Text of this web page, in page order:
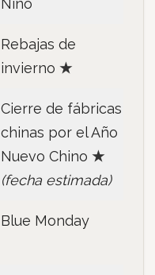
Niño
Rebajas de
invierno ★
Cierre de fábricas
chinas por el Año
Nuevo Chino ★
(fecha estimada)
Blue Monday